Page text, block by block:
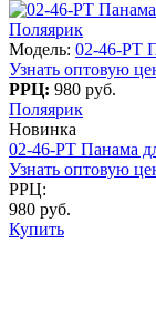
Поляярик
Модель: 02-46-PT
Узнать оптовую
РРЦ: 980 руб.
Поляярик
Новинка
02-46-PT Панама
Узнать оптовую
РРЦ:
980 руб.
Купить